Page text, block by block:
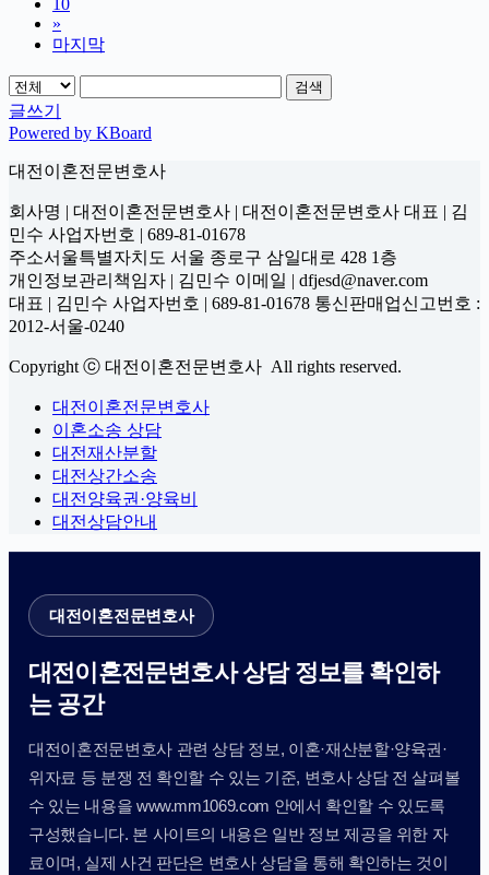
10
»
마지막
검색
글쓰기
Powered by KBoard
대전이혼전문변호사
회사명 | 대전이혼전문변호사 | 대전이혼전문변호사 대표 | 김
민수 사업자번호 | 689-81-01678
주소서울특별자치도 서울 종로구 삼일대로 428 1층
개인정보관리책임자 | 김민수 이메일 | dfjesd@naver.com
대표 | 김민수 사업자번호 | 689-81-01678 통신판매업신고번호 :
2012-서울-0240
Copyright ⓒ 대전이혼전문변호사 All rights reserved.
대전이혼전문변호사
이혼소송 상담
대전재산분할
대전상간소송
대전양육권·양육비
대전상담안내
대전이혼전문변호사
대전이혼전문변호사 상담 정보를 확인하
는 공간
대전이혼전문변호사 관련 상담 정보, 이혼·재산분할·양육권·
위자료 등 분쟁 전 확인할 수 있는 기준, 변호사 상담 전 살펴볼
수 있는 내용을 www.mm1069.com 안에서 확인할 수 있도록
구성했습니다. 본 사이트의 내용은 일반 정보 제공을 위한 자
료이며, 실제 사건 판단은 변호사 상담을 통해 확인하는 것이